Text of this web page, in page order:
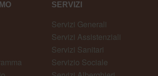
SERVIZI
Servizi Generali
Servizi Assistenziali
Servizi Sanitari
Servizio Sociale